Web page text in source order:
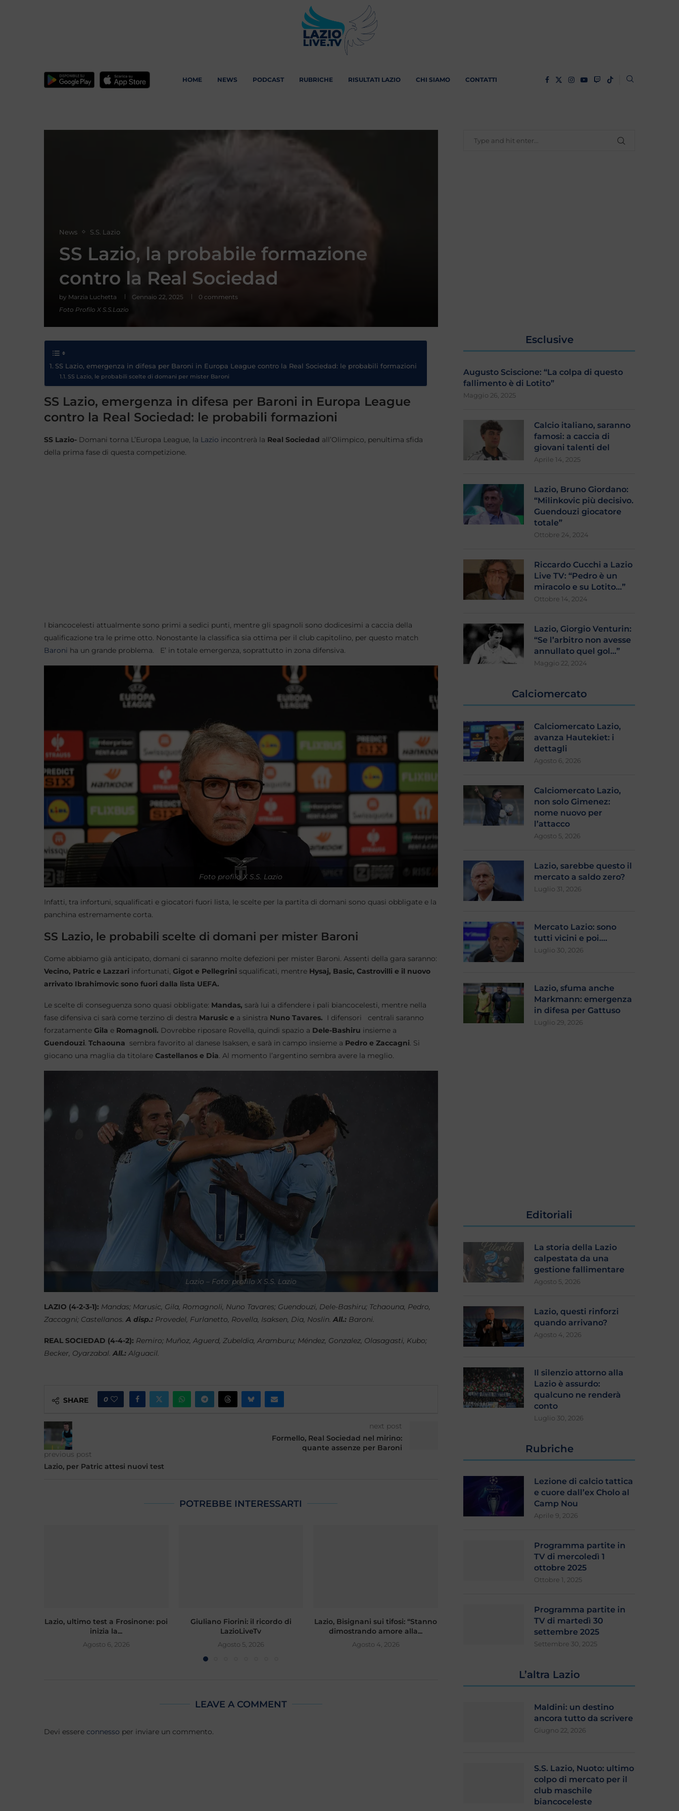
HOME NEWS PODCAST RUBRICHE RISULTATI LAZIO CHI SIAMO CONTATTI
News S.S. Lazio
SS Lazio, la probabile formazione
contro la Real Sociedad
by Marzia Luchetta Gennaio 22, 2025
0 comments
Foto Profilo X S.S.Lazio
SS Lazio, emergenza in difesa per Baroni in Europa League contro la Real Sociedad: le probabili formazioni
SS Lazio, le probabili scelte di domani per mister Baroni
SS Lazio, emergenza in difesa per Baroni in Europa League
contro la Real Sociedad: le probabili formazioni
SS Lazio- Domani torna L’Europa League, la Lazio incontrerà la Real Sociedad all’Olimpico, penultima sfida
della prima fase di questa competizione.
I biancocelesti attualmente sono primi a sedici punti, mentre gli spagnoli sono dodicesimi a caccia della
qualificazione tra le prime otto. Nonostante la classifica sia ottima per il club capitolino, per questo match
Baroni ha un grande problema. E’ in totale emergenza, soprattutto in zona difensiva.
Foto profilo X S.S. Lazio
Infatti, tra infortuni, squalificati e giocatori fuori lista, le scelte per la partita di domani sono quasi obbligate e la
panchina estremamente corta.
SS Lazio, le probabili scelte di domani per mister Baroni
Come abbiamo già anticipato, domani ci saranno molte defezioni per mister Baroni. Assenti della gara saranno:
Vecino, Patric e Lazzari infortunati, Gigot e Pellegrini squalificati, mentre Hysaj, Basic, Castrovilli e il nuovo
arrivato Ibrahimovic sono fuori dalla lista UEFA.
Le scelte di conseguenza sono quasi obbligate: Mandas, sarà lui a difendere i pali biancocelesti, mentre nella
fase difensiva ci sarà come terzino di destra Marusic e a sinistra Nuno Tavares. I difensori centrali saranno
forzatamente Gila e Romagnoli. Dovrebbe riposare Rovella, quindi spazio a Dele-Bashiru insieme a
Guendouzi. Tchaouna sembra favorito al danese Isaksen, e sarà in campo insieme a Pedro e Zaccagni. Si
giocano una maglia da titolare Castellanos e Dia. Al momento l’argentino sembra avere la meglio.
Lazio – Foto: profilo X S.S. Lazio
LAZIO (4-2-3-1): Mandas; Marusic, Gila, Romagnoli, Nuno Tavares; Guendouzi, Dele-Bashiru; Tchaouna, Pedro,
Zaccagni; Castellanos.A disp.: Provedel, Furlanetto, Rovella, Isaksen, Dia, Noslin.All.: Baroni.
REAL SOCIEDAD (4-4-2): Remiro; Muñoz, Aguerd, Zubeldia, Aramburu; Méndez, Gonzalez, Olasagasti, Kubo;
Becker, Oyarzabal.All.: Alguacil.
SHARE 0
previous post
Lazio, per Patric attesi nuovi test
next post
Formello, Real Sociedad nel mirino:
quante assenze per Baroni
POTREBBE INTERESSARTI
Lazio, ultimo test a Frosinone: poi
inizia la...
Agosto 6, 2026
Giuliano Fiorini: il ricordo di
LazioLiveTv
Agosto 5, 2026
Lazio, Bisignani sui tifosi: “Stanno
dimostrando amore alla...
Agosto 4, 2026
Flaminio, stretta finale: si attende
Zaccagni e Ratkov
l’Ascoli (2-1). Gattuso:
LEAVE A COMMENT
Devi essere connesso per inviare un commento.
Esclusive
Augusto Sciscione: “La colpa di questo
fallimento è di Lotito”
Maggio 26, 2025
Calcio italiano, saranno
famosi: a caccia di
giovani talenti del
Aprile 14, 2025
Lazio, Bruno Giordano:
“Milinkovic più decisivo.
Guendouzi giocatore
totale”
Ottobre 24, 2024
Riccardo Cucchi a Lazio
Live TV: “Pedro è un
miracolo e su Lotito…”
Ottobre 14, 2024
Lazio, Giorgio Venturin:
“Se l’arbitro non avesse
annullato quel gol…”
Maggio 22, 2024
Calciomercato
Calciomercato Lazio,
avanza Hautekiet: i
dettagli
Agosto 6, 2026
Calciomercato Lazio,
non solo Gimenez:
nome nuovo per
l’attacco
Agosto 5, 2026
Lazio, sarebbe questo il
mercato a saldo zero?
Luglio 31, 2026
Mercato Lazio: sono
tutti vicini e poi….
Luglio 30, 2026
Lazio, sfuma anche
Markmann: emergenza
in difesa per Gattuso
Luglio 29, 2026
Editoriali
La storia della Lazio
calpestata da una
gestione fallimentare
Agosto 5, 2026
Lazio, questi rinforzi
quando arrivano?
Agosto 4, 2026
Il silenzio attorno alla
Lazio è assurdo:
qualcuno ne renderà
conto
Luglio 30, 2026
Rubriche
Lezione di calcio tattica
e cuore dall’ex Cholo al
Camp Nou
Aprile 9, 2026
Programma partite in
TV di mercoledì 1
ottobre 2025
Ottobre 1, 2025
Programma partite in
TV di martedì 30
settembre 2025
Settembre 30, 2025
L’altra Lazio
Maldini: un destino
ancora tutto da scrivere
Giugno 22, 2026
S.S. Lazio, Nuoto: ultimo
colpo di mercato per il
club maschile
biancoceleste